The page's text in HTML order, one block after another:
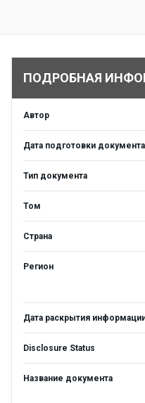
ПОДРОБНАЯ
Автор
Дата подготовки документа
Тип документа
Том
Страна
Регион
Дата раскрытия
Disclosure Status
Название документа